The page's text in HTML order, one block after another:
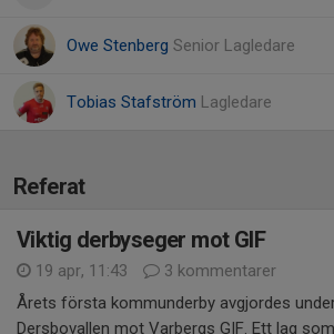
Owe Stenberg Senior Lagledare
Tobias Stafström Lagledare
Referat
Viktig derbyseger mot GIF
19 apr, 11:43
3 kommentarer
Årets första kommunderby avgjordes
Dersbovallen mot Varbergs GIF. Ett lag